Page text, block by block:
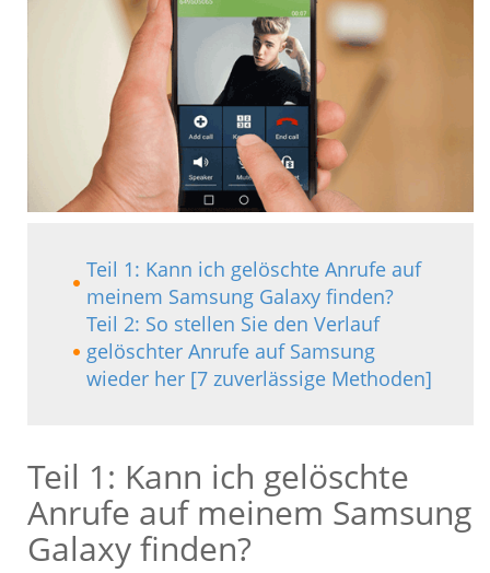
Teil 1: Kann ich gelöschte Anrufe auf
meinem Samsung Galaxy finden?
Teil 2: So stellen Sie den Verlauf
gelöschter Anrufe auf Samsung
wieder her [7 zuverlässige Methoden]
Teil 1: Kann ich gelöschte
Anrufe auf meinem Samsung
Galaxy finden?